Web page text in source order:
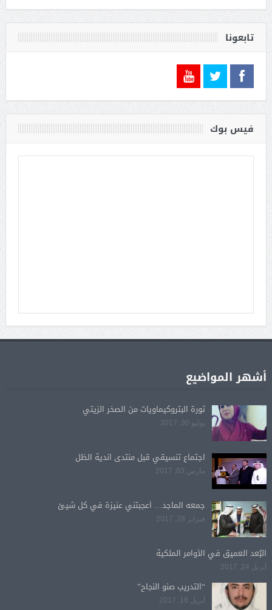
تابعونا
فيس بوك
أشهر المواضيع
ثورة البتروكيماويات من الصخر الزيتي
يوليو 30, 2017
اجتماع تنسيقي قبل منتدى اندية الظل
مارس 03, 2017
جمعه الماجد… أعجبتني عنيزة في كل شيئ
فبراير 28, 2017
البُعد العميق في الأوامر الملكية
أبريل 24, 2017
“التدريب صنو النجاح”
أبريل 16, 2017